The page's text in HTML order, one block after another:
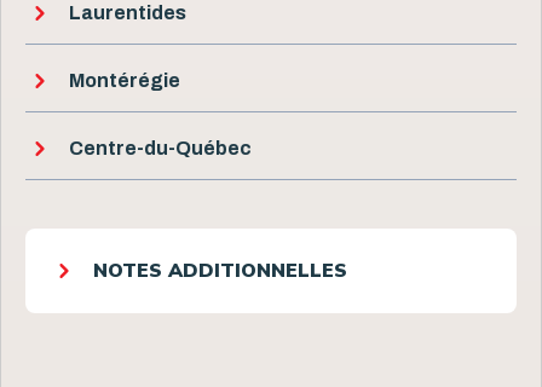
Laurentides
Montérégie
Centre-du-Québec
NOTES ADDITIONNELLES